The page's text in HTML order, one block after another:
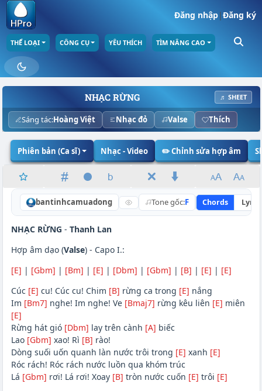
Đăng nhập|Đăng ký
THỂ LOẠI CÔNG CỤ YÊU THÍCH TÌM NÂNG CAO
NHẠC RỪNG ♬ SHEET
Sáng tác:Hoàng Việt Nhạc đỏ Valse Thích
Phiên bản (Ca sĩ) Nhạc - Video ✏️ Chỉnh sửa hợp âm
bantinhcamuadong Tone gốc:F Chords Lyrics
NHẠC RỪNG - Thanh Lan
Hợp âm dạo (Valse) - Capo I.:
[E] | [Gbm] | [Bm] | [E] | [Dbm] | [Gbm] | [B] | [E] | [E]
Cúc [E] cu! Cúc cu! Chim [B] rừng ca trong [E] nắng
Im [Bm7] nghe! Im nghe! Ve [Bmaj7] rừng kêu liên [E] miên
[E]
Rừng hát gió [Dbm] lay trên cành [A] biếc
Lao [Gbm] xao! Rì [B] rào!
Dòng suối uốn quanh làn nước trôi trong [E] xanh [E]
Róc rách! Róc rách nước luồn qua khóm trúc
Lá [Gbm] rơi! Lá rơi! Xoay [B] tròn nước cuốn [E] trôi [E]